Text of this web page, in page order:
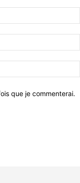
que je commenterai.